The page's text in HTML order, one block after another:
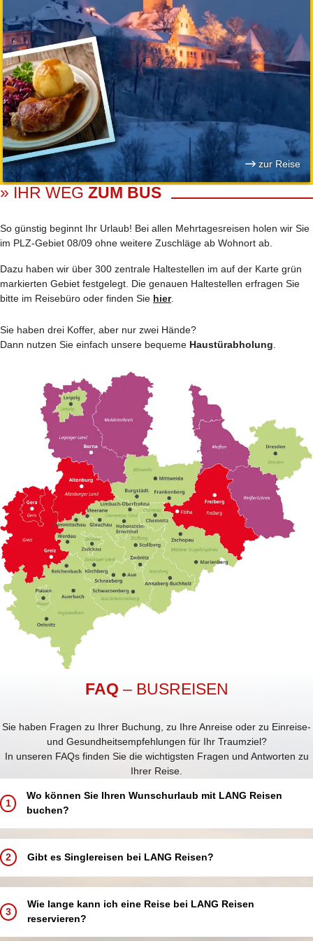
zur Reise
» IHR WEG ZUM BUS
So günstig beginnt Ihr Urlaub! Bei allen Mehrtages­reisen holen wir Sie
im PLZ-Gebiet 08/09 ohne weitere Zuschläge ab Wohnort ab.
Dazu haben wir über 300 zentrale Haltestellen im auf der Karte grün
markierten Gebiet festgelegt. Die genauen Haltestellen erfragen Sie
bitte im Reisebüro oder finden Sie hier.
Sie haben drei Koffer, aber nur zwei Hände?
Dann nutzen Sie einfach unsere bequeme Haustürabholung
FAQ – BUSREISEN
Sie haben Fragen zu Ihrer Buchung, zu Ihre Anreise oder zu Einreise-
und Gesundheitsempfehlungen für Ihr Traumziel?
In unseren FAQs finden Sie die wichtigsten Fragen und Antworten zu
Ihrer Reise.
1
Wo können Sie Ihren Wunschurlaub mit LANG Reisen
buchen?
Buchen Sie Ihren Traumurlaub ganz einfach und bequem:
In einem unserer 5 LANG Reisebüros in Annaberg-Buchholz, Aue,
Chemnitz, Schwarzenberg und Zwickau
Telefonisch über unsere Buchungshotline
Online über unsere Website – rund um die Uhr verfügbar
2 Gibt es Singlereisen bei LANG Reisen?
Bei LANG Reisen bieten wir keine speziellen Singlereisen an.
Alleinreisende sind jedoch herzlich willkommen und können an allen
unseren Reisen teilnehmen.
3
Wie lange kann ich eine Reise bei LANG Reisen
reservieren?